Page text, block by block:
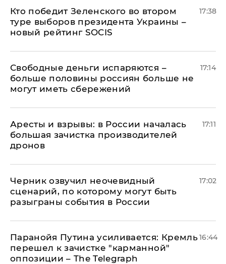
Кто победит Зеленского во втором
туре выборов президента Украины –
новый рейтинг SOCIS
17:38
Свободные деньги испаряются –
больше половины россиян больше не
могут иметь сбережений
17:14
Аресты и взрывы: в России началась
большая зачистка производителей
дронов
17:11
Черник озвучил неочевидный
сценарий, по которому могут быть
разыграны события в России
17:02
Паранойя Путина усиливается: Кремль
перешел к зачистке "карманной"
оппозиции – The Telegraph
16:44